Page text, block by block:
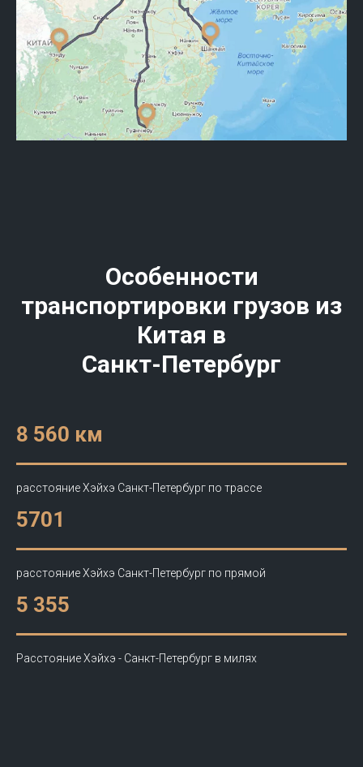
Особенности
транспортировки грузов из
Китая в
Санкт-Петербург
8 560 км
расстояние Хэйхэ Санкт-Петербург по трассе
5701
расстояние Хэйхэ Санкт-Петербург по прямой
5 355
Расстояние Хэйхэ - Санкт-Петербург в милях